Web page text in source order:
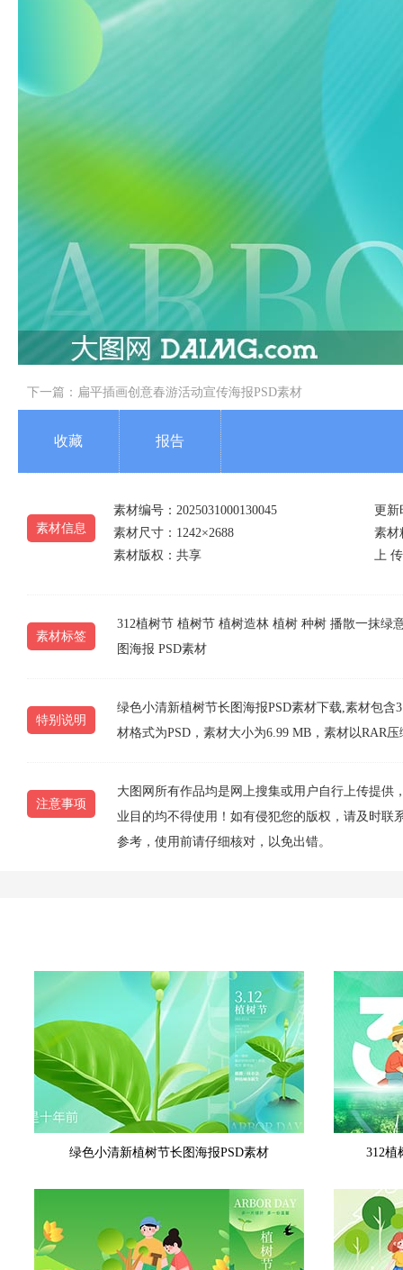
下一篇： 扁平插画创意春游活动宣传海报PSD素材
收藏 报告
素材信息
素材编号：2025031000130045
更新
素材尺寸：1242×2688
素材
素材版权：共享
上
素材标签
312植树节 植树节 植树造林 植树 种树 播散一抹绿
图海报 PSD素材
特别说明
绿色小清新植树节长图海报PSD素材下载,素材包含
材格式为PSD，素材大小为6.99 MB，素材以RAR
注意事项
大图网所有作品均是网上搜集或用户自行上传提
业目的均不得使用！如有侵犯您的版权，请及时联
参考，使用前请仔细核对，以免出错。
绿色小清新植树节长图海报PSD素材 312植